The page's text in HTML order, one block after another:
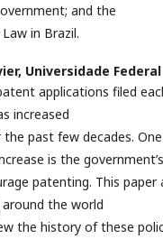
and the
in Brazil.
Universidade
applications filed
increased
the past few decades.
is the government’s
patenting. This
the world
the history of these